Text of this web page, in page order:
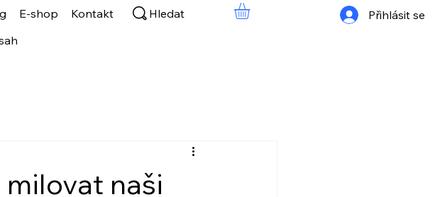
E-shop
Kontakt
Přihlásit se
Hledat
naši